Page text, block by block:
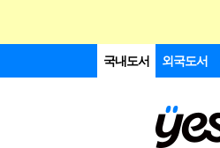
국내도서 외국도서